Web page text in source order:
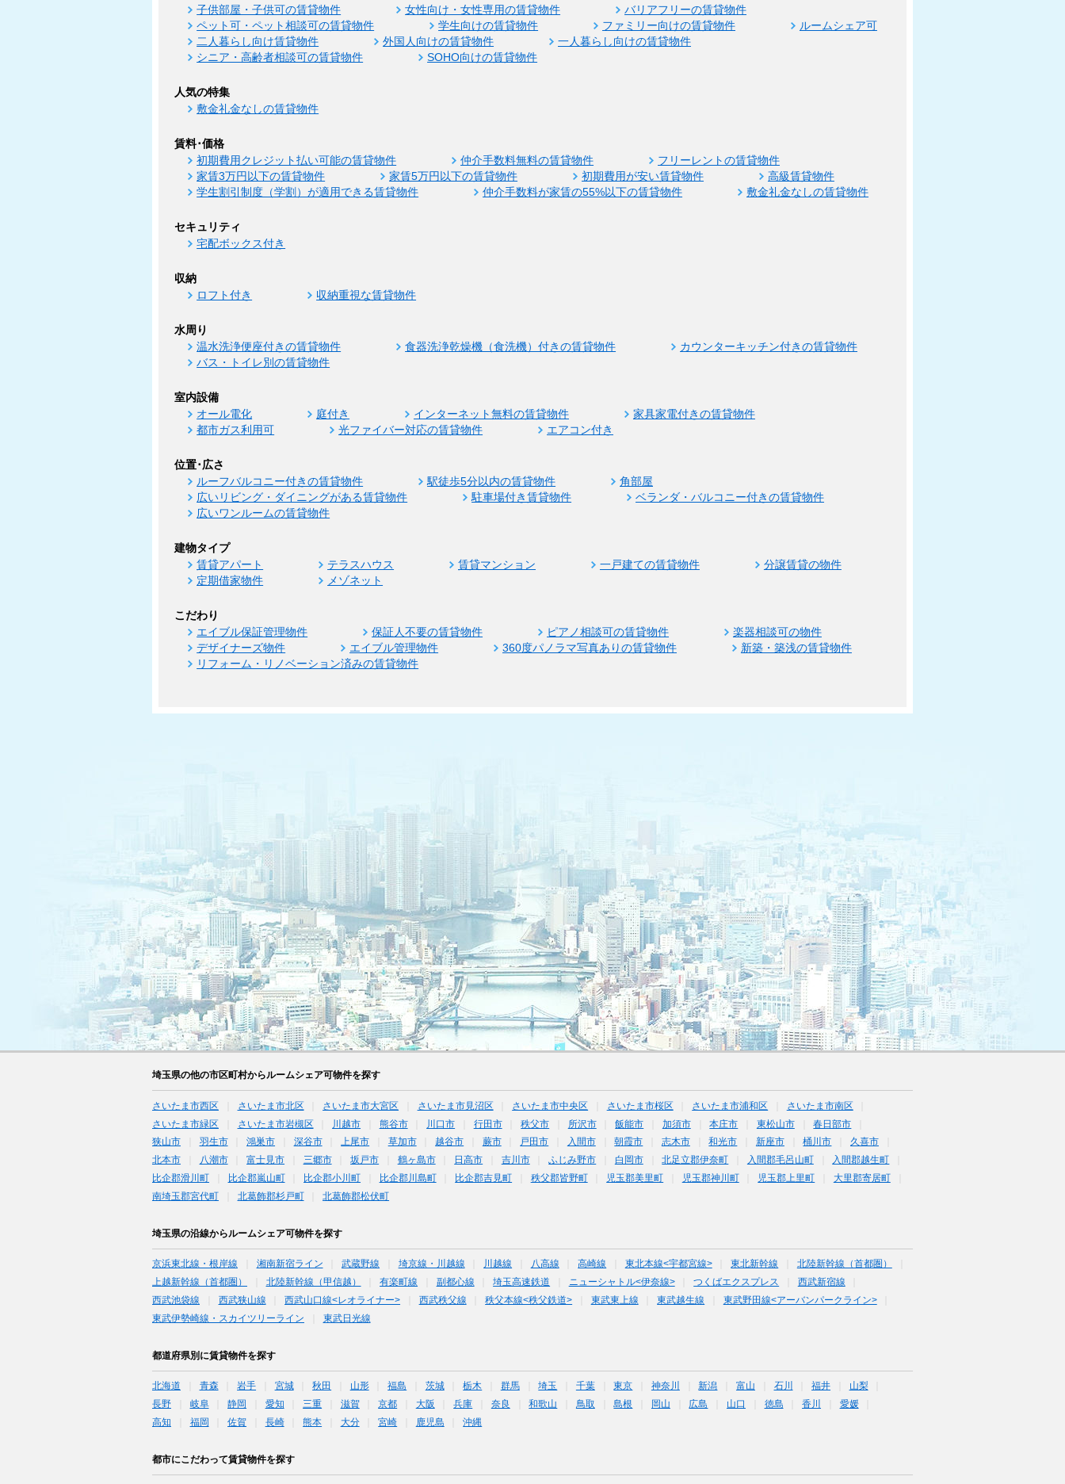
子供部屋・子供可の賃貸物件 女性向け・女性専用の賃貸物件
バリアフリーの賃貸物件
ペット可・ペット相談可の賃貸物件
学生向けの賃貸物件 ファミリー向けの賃貸物件
ルームシェア可
二人暮らし向け賃貸物件
外国人向けの賃貸物件
一人暮らし向けの賃貸物件
シニア・高齢者相談可の賃貸物件
SOHO向けの賃貸物件
人気の特集
敷金礼金なしの賃貸物件
賃料･価格
初期費用クレジット払い可能の賃貸物件 仲介手数料無料の賃貸物件
フリーレントの賃貸物件
家賃3万円以下の賃貸物件
家賃5万円以下の賃貸物件 初期費用が安い賃貸物件
高級賃貸物件
学生割引制度（学割）が適用できる賃貸物件
仲介手数料が家賃の55%以下の賃貸物件 敷金礼金なしの賃貸物件
セキュリティ
宅配ボックス付き
収納
ロフト付き 収納重視な賃貸物件
水周り
温水洗浄便座付きの賃貸物件 食器洗浄乾燥機（食洗機）付きの賃貸物件
カウンターキッチン付きの賃貸物件
バス・トイレ別の賃貸物件
室内設備
オール電化 庭付き インターネット無料の賃貸物件
家具家電付きの賃貸物件
都市ガス利用可
光ファイバー対応の賃貸物件 エアコン付き
位置･広さ
ルーフバルコニー付きの賃貸物件 駅徒歩5分以内の賃貸物件
角部屋
広いリビング・ダイニングがある賃貸物件
駐車場付き賃貸物件
ベランダ・バルコニー付きの賃貸物件
広いワンルームの賃貸物件
建物タイプ
賃貸アパート テラスハウス 賃貸マンション 一戸建ての賃貸物件
分譲賃貸の物件
定期借家物件
メゾネット
こだわり
エイブル保証管理物件 保証人不要の賃貸物件 ピアノ相談可の賃貸物件
楽器相談可の物件
デザイナーズ物件
エイブル管理物件 360度パノラマ写真ありの賃貸物件
新築・築浅の賃貸物件
リフォーム・リノベーション済みの賃貸物件
埼玉県の他の市区町村からルームシェア可物件を探す
さいたま市西区 さいたま市北区 さいたま市大宮区 さいたま市見沼区 さいたま市中央区 さいたま市桜区 さいたま市浦和区
さいたま市南区
さいたま市緑区
さいたま市岩槻区 川越市 熊谷市 川口市 行田市 秩父市 所沢市 飯能市 加須市 本庄市 東松山市
春日部市
狭山市
羽生市 鴻巣市 深谷市 上尾市 草加市 越谷市 蕨市 戸田市 入間市 朝霞市 志木市 和光市 新座市 桶川市
久喜市
北本市
八潮市 富士見市 三郷市 坂戸市 鶴ヶ島市 日高市 吉川市 ふじみ野市 白岡市 北足立郡伊奈町 入間郡毛呂山町
入間郡越生町
比企郡滑川町
比企郡嵐山町 比企郡小川町 比企郡川島町 比企郡吉見町 秩父郡皆野町 児玉郡美里町 児玉郡神川町 児玉郡上里町
大里郡寄居町
南埼玉郡宮代町
北葛飾郡杉戸町 北葛飾郡松伏町
埼玉県の沿線からルームシェア可物件を探す
京浜東北線・根岸線 湘南新宿ライン 武蔵野線 埼京線・川越線 川越線 八高線 高崎線 東北本線<宇都宮線> 東北新幹線
北陸新幹線（首都圏）
上越新幹線（首都圏）
北陸新幹線（甲信越） 有楽町線 副都心線 埼玉高速鉄道 ニューシャトル<伊奈線> つくばエクスプレス
西武新宿線
西武池袋線
西武狭山線 西武山口線<レオライナー> 西武秩父線 秩父本線<秩父鉄道> 東武東上線 東武越生線
東武野田線<アーバンパークライン>
東武伊勢崎線・スカイツリーライン
東武日光線
都道府県別に賃貸物件を探す
北海道 青森 岩手 宮城 秋田 山形 福島 茨城 栃木 群馬 埼玉 千葉 東京 神奈川 新潟 富山 石川 福井
山梨
長野
岐阜 静岡 愛知 三重 滋賀 京都 大阪 兵庫 奈良 和歌山 鳥取 島根 岡山 広島 山口 徳島 香川
愛媛
高知
福岡 佐賀 長崎 熊本 大分 宮崎 鹿児島 沖縄
都市にこだわって賃貸物件を探す